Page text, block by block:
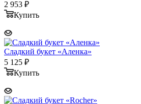
2 953 ₽
Купить
Сладкий букет «Аленка»
5 125 ₽
Купить